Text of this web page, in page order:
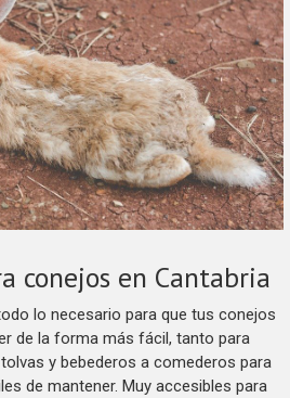
conejos en Cantabria
lo necesario para que tus conejos
de la forma más fácil, tanto para
y bebederos a comederos para
de mantener. Muy accesibles para